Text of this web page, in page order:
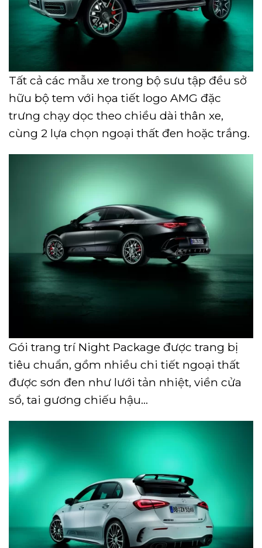
Tất cả các mẫu xe trong bộ sưu tập đều sở
hữu bộ tem với họa tiết logo AMG đặc
trưng chạy dọc theo chiều dài thân xe,
cùng 2 lựa chọn ngoại thất đen hoặc trắng.
Gói trang trí Night Package được trang bị
tiêu chuẩn, gồm nhiều chi tiết ngoại thất
được sơn đen như lưới tản nhiệt, viền cửa
sổ, tai gương chiếu hậu…